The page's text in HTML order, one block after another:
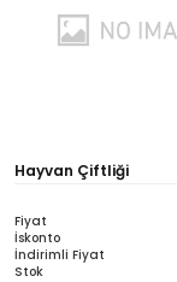
Hayvan Çiftliği
Fiyat
İskonto
İndirimli Fiyat
Stok